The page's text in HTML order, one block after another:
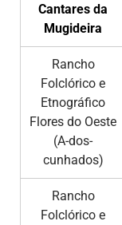
Cantares da
Mugideira
Rancho
Folclórico e
Etnográfico
Flores do Oeste
(A-dos-
cunhados)
Rancho
Folclórico e